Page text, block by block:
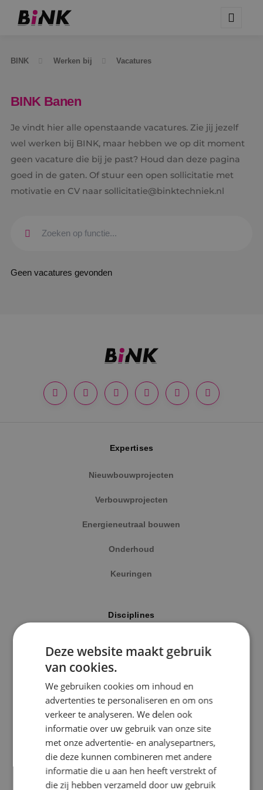
BINK Werken bij Vacatures
Kaatsheuvel
Sprundel
Specialisme
Beveiligingstechniek
Elektrotechniek
Energietechniek
BINK Banen
Je vindt hier alle openstaande vacatures. Zie jij jezelf
wel werken bij BINK, maar hebben we op dit moment
geen vacature die bij je past? Houd dan deze pagina
goed in de gaten. Of stuur een open sollicitatie met
motivatie en CV naar sollicitatie@binktechniek.nl
Geen vacatures gevonden
Expertises
Nieuwbouwprojecten
Verbouwprojecten
Energieneutraal bouwen
Onderhoud
Keuringen
Disciplines
Werktuigbouwkunde
Energietechniek
Beveiligingstechniek
Uitgelicht
Klimaatinstallaties
Deze website maakt gebruik
van cookies.
We gebruiken cookies om inhoud en
advertenties te personaliseren en om ons
verkeer te analyseren. We delen ook
informatie over uw gebruik van onze site
met onze advertentie- en analysepartners,
die deze kunnen combineren met andere
informatie die u aan hen heeft verstrekt of
die zij hebben verzameld door uw gebruik